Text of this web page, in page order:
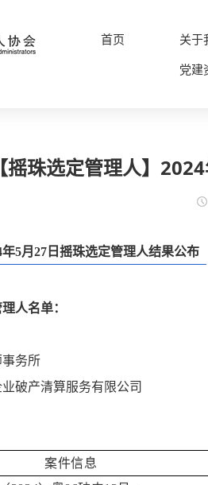
首页 关于
党建
【摇珠选定管理人】
年5月27日摇珠选定管理人结果公布
人名单：
务所
破产清算服务有限公司
案件信息